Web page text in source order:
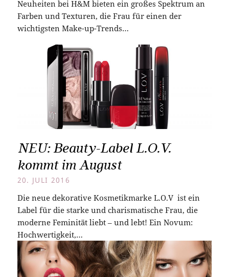
Neuheiten bei H&M bieten ein großes Spektrum an
Farben und Texturen, die Frau für einen der
wichtigsten Make-up-Trends…
NEU: Beauty-Label L.O.V.
kommt im August
20. JULI 2016
Die neue dekorative Kosmetikmarke L.O.V ist ein
Label für die starke und charismatische Frau, die
moderne Feminität liebt – und lebt! Ein Novum:
Hochwertigkeit,…